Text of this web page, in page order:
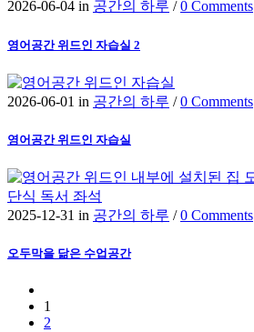
2026-06-04 in 공간의 하루 /0 Comments
영어공간 위드인 자습실 2
2026-06-01 in 공간의 하루 /0 Comments
영어공간 위드인 자습실
2025-12-31 in 공간의 하루 /0 Comments
오두막을 닮은 수업공간
1
2